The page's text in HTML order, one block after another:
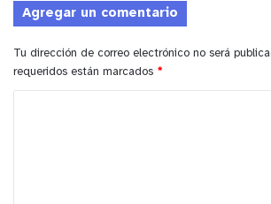
Agregar un comentario
Tu dirección de correo electrónico no será
requeridos están marcados *